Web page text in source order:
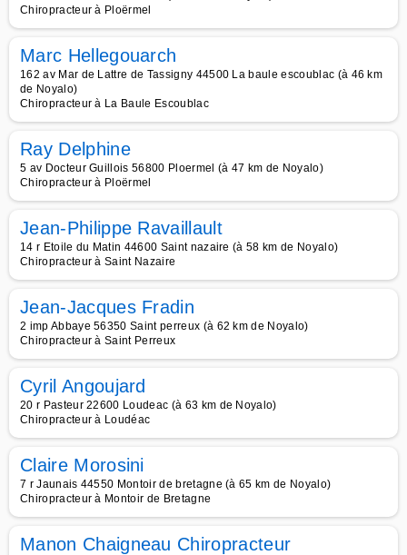
Chiropracteur à Ploërmel
Marc Hellegouarch
162 av Mar de Lattre de Tassigny 44500 La baule escoublac (à 46 km
de Noyalo)
Chiropracteur à La Baule Escoublac
Ray Delphine
5 av Docteur Guillois 56800 Ploermel (à 47 km de Noyalo)
Chiropracteur à Ploërmel
Jean-Philippe Ravaillault
14 r Etoile du Matin 44600 Saint nazaire (à 58 km de Noyalo)
Chiropracteur à Saint Nazaire
Jean-Jacques Fradin
2 imp Abbaye 56350 Saint perreux (à 62 km de Noyalo)
Chiropracteur à Saint Perreux
Cyril Angoujard
20 r Pasteur 22600 Loudeac (à 63 km de Noyalo)
Chiropracteur à Loudéac
Claire Morosini
7 r Jaunais 44550 Montoir de bretagne (à 65 km de Noyalo)
Chiropracteur à Montoir de Bretagne
Manon Chaigneau Chiropracteur